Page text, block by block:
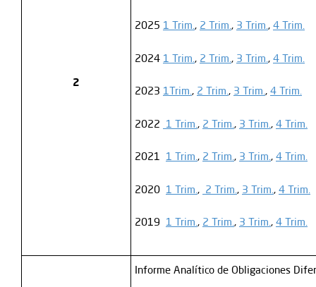
2
2025 1 Trim., 2 Trim., 3 Trim., 4 Trim.
2024 1 Trim., 2 Trim., 3 Trim., 4 Trim.
2023 1Trim., 2 Trim., 3 Trim., 4 Trim.
2022 1 Trim., 2 Trim., 3 Trim., 4 Trim.
2021 1 Trim., 2 Trim., 3 Trim., 4 Trim.
2020 1 Trim., 2 Trim., 3 Trim., 4 Trim.
2019 1 Trim., 2 Trim., 3 Trim., 4 Trim.
Informe Analítico de Obligaciones